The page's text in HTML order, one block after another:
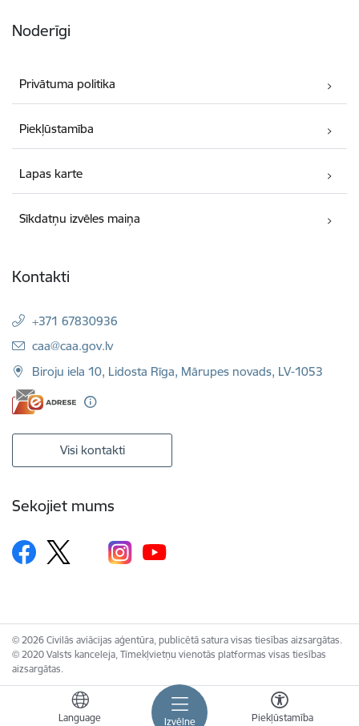
Izvēlne
Language Piekļūstamība
Noderīgi
Privātuma politika
Piekļūstamība
Lapas karte
Sīkdatņu izvēles maiņa
Kontakti
+371 67830936
E-pasts:
caa@caa.gov.lv
Biroju iela 10, Lidosta Rīga, Mārupes novads, LV-1053
Visi kontakti
Sekojiet mums
© 2026 Civilās aviācijas aģentūra, publicētā satura visas tiesības aizsargātas.
© 2020 Valsts kanceleja, Tīmekļvietņu vienotās platformas visas tiesības
aizsargātas.